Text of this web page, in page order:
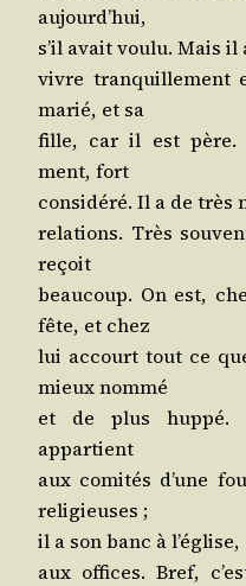
aujourd’hui,
s’il avait vou­lu. Mais
vivre tran­quille­ment
marié, et sa
fille, car il est
ment, fort
consi­dé­ré. Il a de très
rela­tions. Très
reçoit
beau­coup. On est,
fête, et chez
lui accourt tout ce
mieux nommé
et de plus hup­pé.
appartient
aux comi­tés d’une
religieuses ;
il a son banc à
aux offices. Bref,